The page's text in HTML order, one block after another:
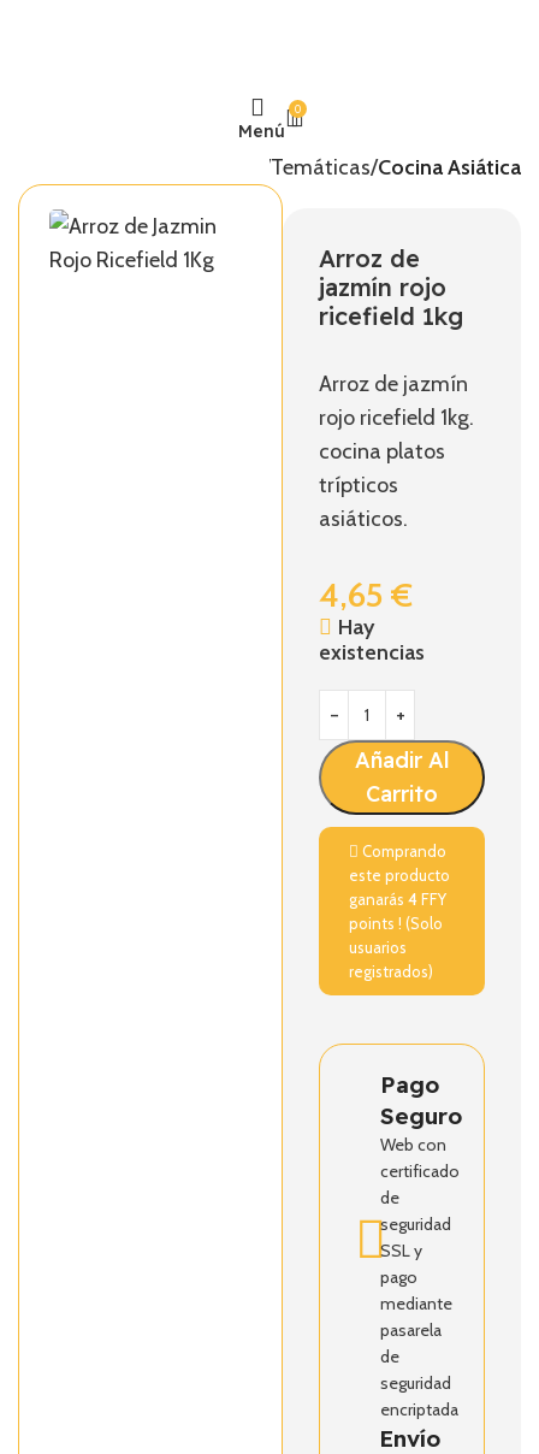
Menú
0
Temáticas Cocina Asiática
Arroz de
jazmín rojo
ricefield 1kg
Arroz de jazmín
rojo ricefield 1kg.
cocina platos
trípticos
asiáticos.
4,65€
Hay
existencias
Añadir Al
Carrito
Comprando
este producto
ganarás4FFY
points ! (Solo
usuarios
registrados)
Pago
Seguro
Web con
certificado
de
seguridad
SSL y
pago
mediante
pasarela
de
seguridad
encriptada
Envío